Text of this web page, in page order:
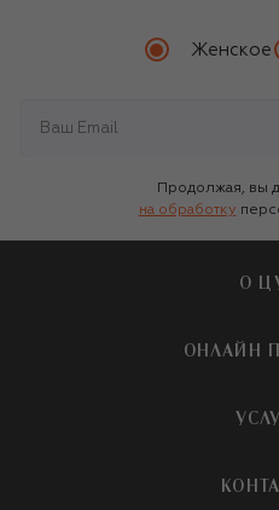
Женское
Продолжая, вы
на обработку
О
О
Бутики и
ОНЛАЙН